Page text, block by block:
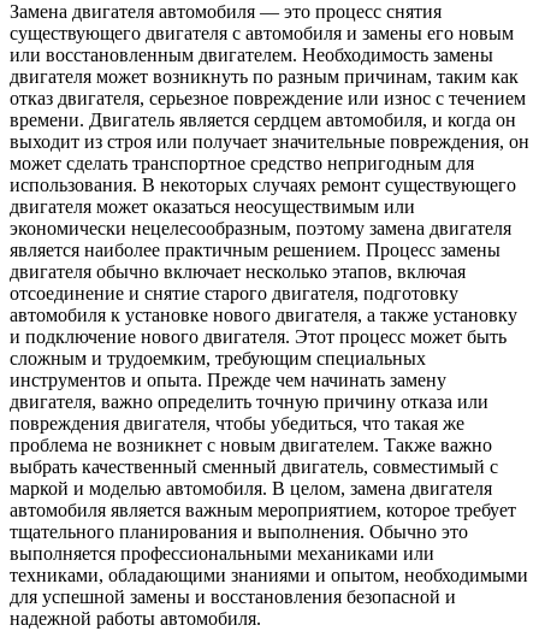
Замена двигателя автомобиля — это процесс снятия
существующего двигателя с автомобиля и замены его новым
или восстановленным двигателем. Необходимость замены
двигателя может возникнуть по разным причинам, таким как
отказ двигателя, серьезное повреждение или износ с течением
времени. Двигатель является сердцем автомобиля, и когда он
выходит из строя или получает значительные повреждения, он
может сделать транспортное средство непригодным для
использования. В некоторых случаях ремонт существующего
двигателя может оказаться неосуществимым или
экономически нецелесообразным, поэтому замена двигателя
является наиболее практичным решением. Процесс замены
двигателя обычно включает несколько этапов, включая
отсоединение и снятие старого двигателя, подготовку
автомобиля к установке нового двигателя, а также установку
и подключение нового двигателя. Этот процесс может быть
сложным и трудоемким, требующим специальных
инструментов и опыта. Прежде чем начинать замену
двигателя, важно определить точную причину отказа или
повреждения двигателя, чтобы убедиться, что такая же
проблема не возникнет с новым двигателем. Также важно
выбрать качественный сменный двигатель, совместимый с
маркой и моделью автомобиля. В целом, замена двигателя
автомобиля является важным мероприятием, которое требует
тщательного планирования и выполнения. Обычно это
выполняется профессиональными механиками или
техниками, обладающими знаниями и опытом, необходимыми
для успешной замены и восстановления безопасной и
надежной работы автомобиля.